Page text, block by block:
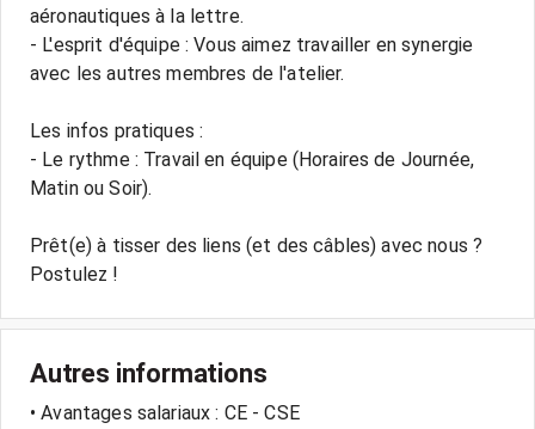
aéronautiques à la lettre.
- L'esprit d'équipe : Vous aimez travailler en synergie
avec les autres membres de l'atelier.
Les infos pratiques :
- Le rythme : Travail en équipe (Horaires de Journée,
Matin ou Soir).
Prêt(e) à tisser des liens (et des câbles) avec nous ?
Autres informations
• Avantages salariaux : CE - CSE